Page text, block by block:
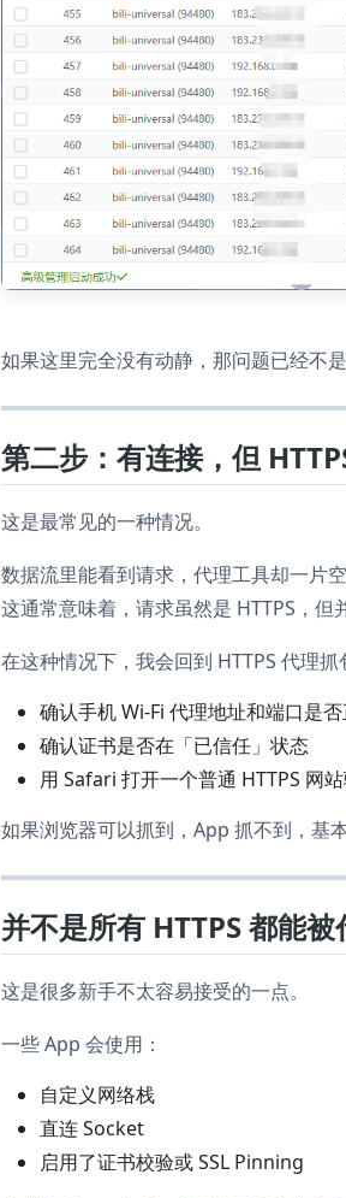
如果这里完全没有动静，那问题已经不
第二步：有连接，但
这是最常见的一种情况。
数据流里能看到请求，代理工具却一片空
这通常意味着，请求虽然是 HTTPS，但
在这种情况下，我会回到 HTTPS 代理抓
确认手机 Wi-Fi 代理地址和端口是
确认证书是否在「已信任」状态
用 Safari 打开一个普通 HTTPS 网
如果浏览器可以抓到，App 抓不到，基
并不是所有 HTTPS 都能
这是很多新手不太容易接受的一点。
一些 App 会使用：
自定义网络栈
直连 Socket
启用了证书校验或 SSL Pinning